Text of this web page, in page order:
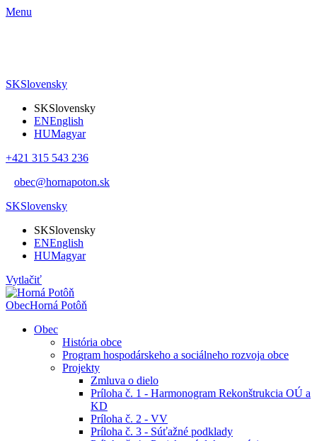
Menu
SKSlovensky
SKSlovensky
ENEnglish
HUMagyar
+421 315 543 236
obec@hornapoton.sk
SKSlovensky
SKSlovensky
ENEnglish
HUMagyar
Vytlačiť
ObecHorná Potôň
Obec
História obce
Program hospodárskeho a sociálneho rozvoja obce
Projekty
Zmluva o dielo
Príloha č. 1 - Harmonogram Rekonštrukcia OÚ a
KD
Príloha č. 2 - VV
Príloha č. 3 - Súťažné podklady